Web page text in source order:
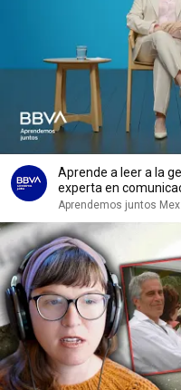
Aprende a leer a la
experta en
Aprendemos juntos Mex